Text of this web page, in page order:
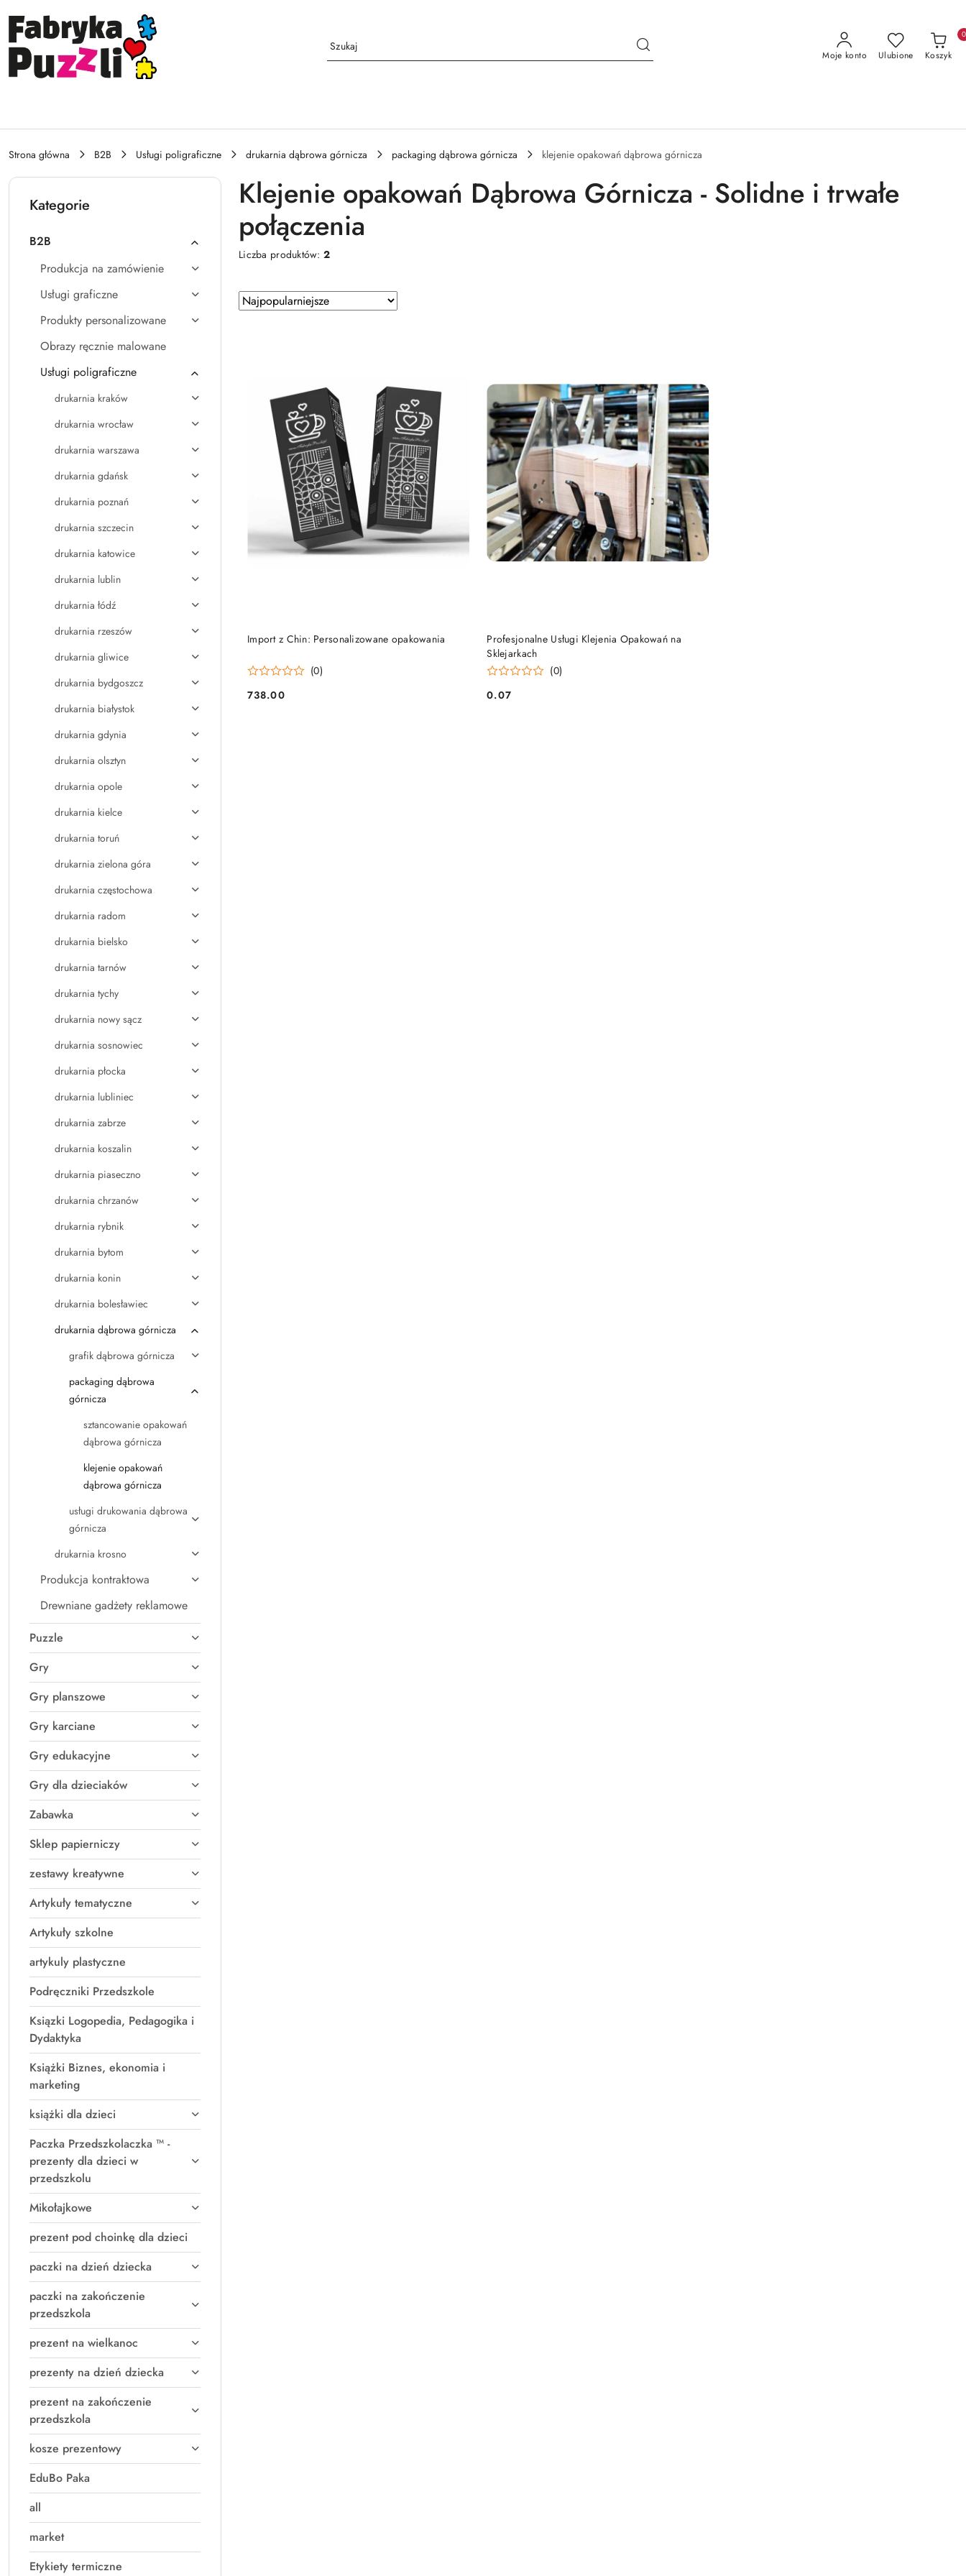
Przejdź do treści głównej
Przejdź do wyszukiwarki
Przejdź do moje konto
Przejdź do menu głównego
Przejdź do stopki
Moje konto Ulubione Koszyk
0
Strona główna B2B Usługi poligraficzne drukarnia dąbrowa górnicza packaging dąbrowa górnicza klejenie opakowań dąbrowa górnicza
Kategorie
B2B
Produkcja na zamówienie
Usługi graficzne
Produkty personalizowane
Obrazy ręcznie malowane
Usługi poligraficzne
drukarnia kraków
drukarnia wrocław
drukarnia warszawa
drukarnia gdańsk
drukarnia poznań
drukarnia szczecin
drukarnia katowice
drukarnia lublin
drukarnia łódź
drukarnia rzeszów
drukarnia gliwice
drukarnia bydgoszcz
drukarnia białystok
drukarnia gdynia
drukarnia olsztyn
drukarnia opole
drukarnia kielce
drukarnia toruń
drukarnia zielona góra
drukarnia częstochowa
drukarnia radom
drukarnia bielsko
drukarnia tarnów
drukarnia tychy
drukarnia nowy sącz
drukarnia sosnowiec
drukarnia płocka
drukarnia lubliniec
drukarnia zabrze
drukarnia koszalin
drukarnia piaseczno
drukarnia chrzanów
drukarnia rybnik
drukarnia bytom
drukarnia konin
drukarnia bolesławiec
drukarnia dąbrowa górnicza
grafik dąbrowa górnicza
packaging dąbrowa
górnicza
sztancowanie opakowań
dąbrowa górnicza
klejenie opakowań
dąbrowa górnicza
usługi drukowania dąbrowa
górnicza
drukarnia krosno
Produkcja kontraktowa
Drewniane gadżety reklamowe
Puzzle
Gry
Gry planszowe
Gry karciane
Gry edukacyjne
Gry dla dzieciaków
Zabawka
Sklep papierniczy
zestawy kreatywne
Artykuły tematyczne
Artykuły szkolne
artykuly plastyczne
Podręczniki Przedszkole
Ksiązki Logopedia, Pedagogika i
Dydaktyka
Książki Biznes, ekonomia i
marketing
książki dla dzieci
Paczka Przedszkolaczka ™ -
prezenty dla dzieci w
przedszkolu
Mikołajkowe
prezent pod choinkę dla dzieci
paczki na dzień dziecka
paczki na zakończenie
przedszkola
prezent na wielkanoc
prezenty na dzień dziecka
prezent na zakończenie
przedszkola
kosze prezentowy
EduBo Paka
all
market
Etykiety termiczne
Klejenie opakowań Dąbrowa Górnicza - Solidne i trwałe
połączenia
Liczba produktów:2
Zastosowano
sortowanie:
Sortuj
według
Import z Chin: Personalizowane opakowania
(0)
Cena:
738.00
DO KOSZYKA
Profesjonalne Usługi Klejenia Opakowań na
Sklejarkach
(0)
Cena:
0.07
DO KOSZYKA